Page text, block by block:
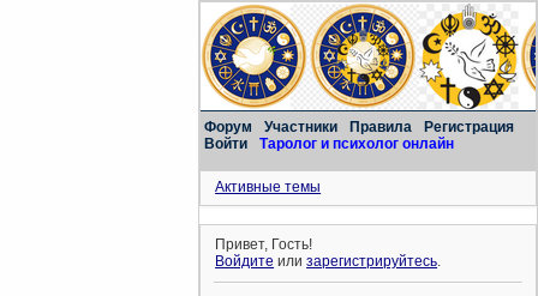
Форум Участники Правила
Регистрация
Войти
Таролог и психолог онлайн
Активные темы
Привет, Гость!
Войдите илизарегистрируйтесь.